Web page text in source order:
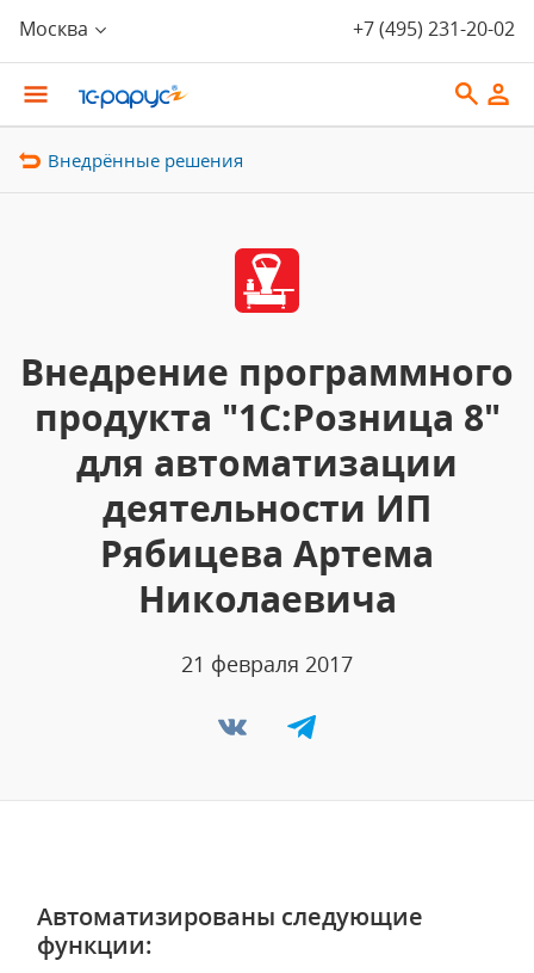
Москва +7 (495) 231-20-02
Внедрённые решения
Внедрение программного
продукта "1С:Розница 8"
для автоматизации
деятельности ИП
Рябицева Артема
Николаевича
21 февраля 2017
Автоматизированы следующие
функции: